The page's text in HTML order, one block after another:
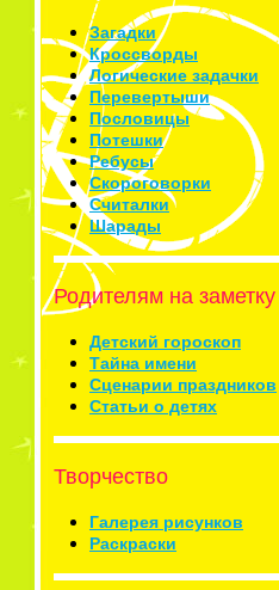
Загадки
Кроссворды
Логические задачки
Перевертыши
Пословицы
Потешки
Ребусы
Скороговорки
Считалки
Шарады
Родителям на заметку
Детский гороскоп
Тайна имени
Сценарии праздников
Статьи о детях
Творчество
Галерея рисунков
Раскраски